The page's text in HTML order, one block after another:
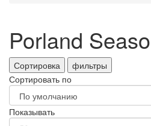
Porland
Сортировка
фильтры
Сортировать по
Показывать